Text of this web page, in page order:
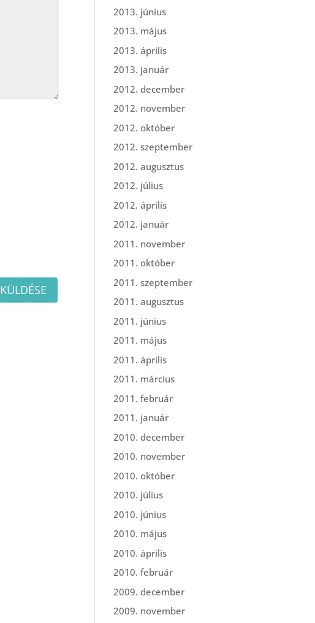
2013. június
2013. május
2013. április
2013. január
2012. december
2012. november
2012. október
2012. szeptember
2012. augusztus
2012. július
2012. április
2012. január
2011. november
2011. október
2011. szeptember
2011. augusztus
2011. június
2011. május
2011. április
2011. március
2011. február
2011. január
2010. december
2010. november
2010. október
2010. július
2010. június
2010. május
2010. április
2010. február
2009. december
2009. november